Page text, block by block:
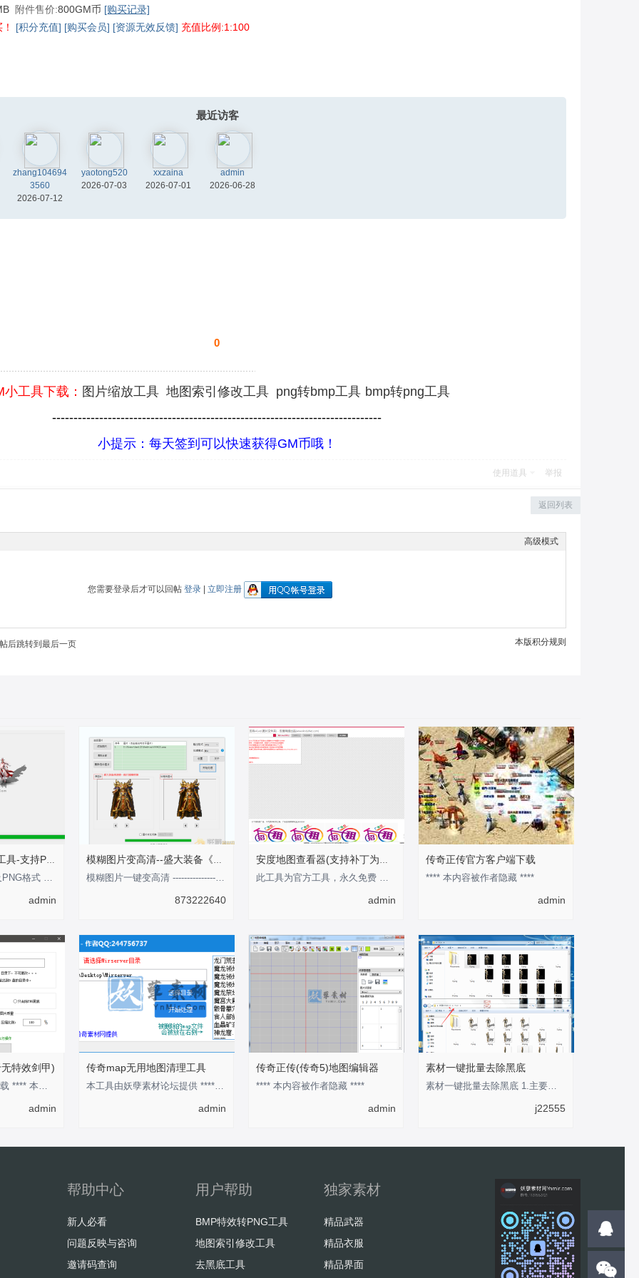
附件售价:800GM币 [购买记录]
[积分充值] [购买会员] [资源无效反馈] 充值比例:1:100
最近访客
zhang104694
3560
2026-07-12
yaotong520
2026-07-03
xxzaina
2026-07-01
admin
2026-06-28
0
小工具下载： 图片缩放工具 地图索引修改工具 png转bmp工具 bmp转png工具
-----------------------------------------------------------------------------
小提示：每天签到可以快速获得GM币哦！
使用道具 举报
返回列表
高级模式
您需要登录后才可以回帖 登录| 立即注册
本版积分规则
后跳转到最后一页
传奇点阵影子生成工具-支持PNG格式
此工具支持BMP以及PNG格式 影子支持可调整大小 倾斜角度 以及坐标注意：此编辑
admin
模糊图片变高清--盛大装备《剑甲内观外观》
模糊图片一键变高清 ---------------性-----感-----的-----分-----界-----线-----
873222640
安度地图查看器(支持补丁为图片模式)
此工具为官方工具，永久免费 作为预览地图的工具还是不错的 优点是可以快速的知道某张
admin
传奇正传官方客户端下载
**** 本内容被作者隐藏 ****
admin
特效剑甲)
回复后，刷新即可下载 **** 本内容被作者隐藏 ****
admin
传奇map无用地图清理工具
本工具由妖孽素材论坛提供 **** 本内容被作者隐藏 ****
admin
传奇正传(传奇5)地图编辑器
**** 本内容被作者隐藏 ****
admin
素材一键批量去除黑底
素材一键批量去除黑底 1.主要用于将传奇类纯黑色背景素材转换为透明背景的PNG格式素材
j22555
帮助中心
新人必看
问题反映与咨询
邀请码查询
用户帮助
BMP特效转PNG工具
地图索引修改工具
去黑底工具
独家素材
精品武器
精品衣服
精品界面